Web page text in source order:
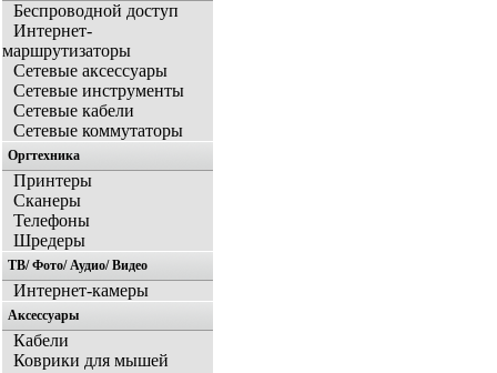
Беспроводной доступ
Интернет-
маршрутизаторы
Сетевые аксессуары
Сетевые инструменты
Сетевые кабели
Сетевые коммутаторы
Оргтехника
Принтеры
Сканеры
Телефоны
Шредеры
ТВ/ Фото/ Аудио/ Видео
Интернет-камеры
Аксессуары
Кабели
Коврики для мышей